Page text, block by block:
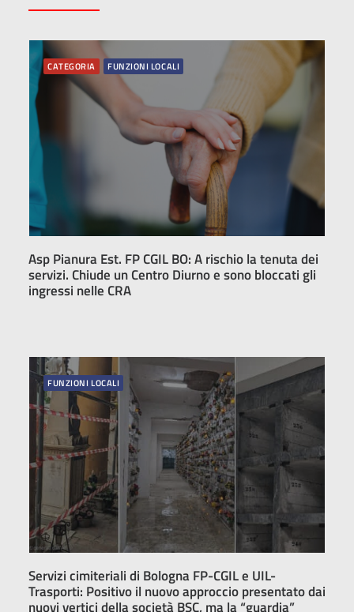
CATEGORIA FUNZIONI LOCALI
Asp Pianura Est. FP CGIL BO: A rischio la tenuta dei
servizi. Chiude un Centro Diurno e sono bloccati gli
ingressi nelle CRA
FUNZIONI LOCALI
Servizi cimiteriali di Bologna FP-CGIL e UIL-
Trasporti: Positivo il nuovo approccio presentato dai
nuovi vertici della società BSC, ma la “guardia”